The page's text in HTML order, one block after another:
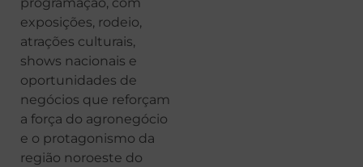
programação, com
exposições, rodeio,
atrações culturais,
shows nacionais e
oportunidades de
negócios que reforçam
a força do agronegócio
e o protagonismo da
região noroeste do